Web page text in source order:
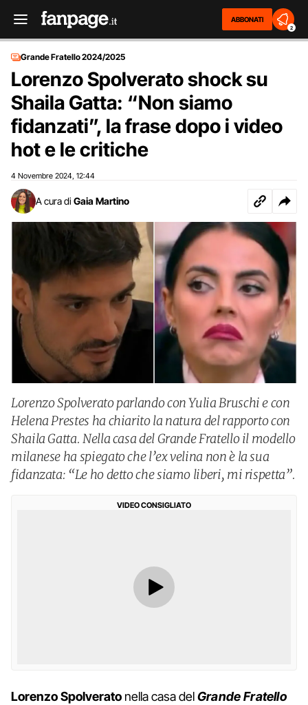
ABBONATI
2
Grande Fratello 2024/2025
Lorenzo Spolverato shock su
Shaila Gatta: “Non siamo
fidanzati”, la frase dopo i video
hot e le critiche
4 Novembre 2024 12:44
A cura di Gaia Martino
Lorenzo Spolverato parlando con Yulia Bruschi e con
Helena Prestes ha chiarito la natura del rapporto con
Shaila Gatta. Nella casa del Grande Fratello il modello
milanese ha spiegato che l’ex velina non è la sua
fidanzata: “Le ho detto che siamo liberi, mi rispetta”.
VIDEO CONSIGLIATO
Lorenzo Spolverato nella casa delGrande Fratello